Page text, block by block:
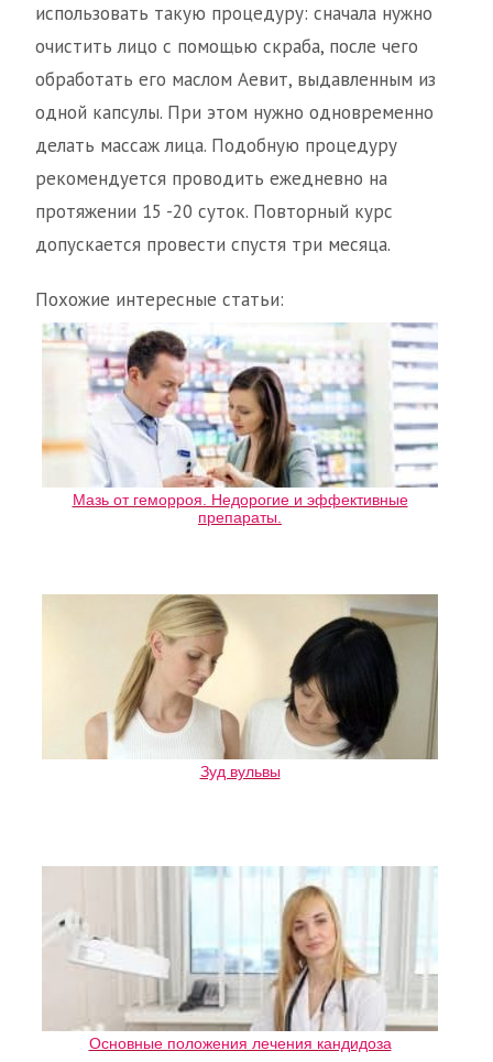
использовать такую процедуру: сначала нужно
очистить лицо с помощью скраба, после чего
обработать его маслом Аевит, выдавленным из
одной капсулы. При этом нужно одновременно
делать массаж лица. Подобную процедуру
рекомендуется проводить ежедневно на
протяжении 15 -20 суток. Повторный курс
допускается провести спустя три месяца.
Похожие интересные статьи:
Мазь от геморроя. Недорогие и эффективные
препараты.
Зуд вульвы
Основные положения лечения кандидоза